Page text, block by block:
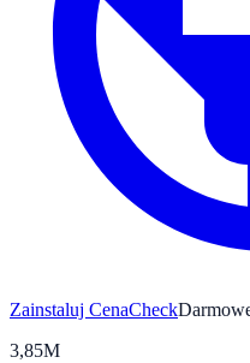
Zainstaluj CenaCheck
3,85M